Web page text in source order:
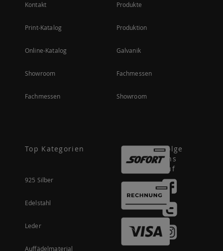
Kontakt
Print-Katalog
Online-Katalog
Showroom
Fachmessen
Produkte
Produktion
Galvanik
Fachmessen
Showroom
Top Kategorien
925 Silber
Edelstahl
Leder
Auffädelmaterial
Folge
uns
auf